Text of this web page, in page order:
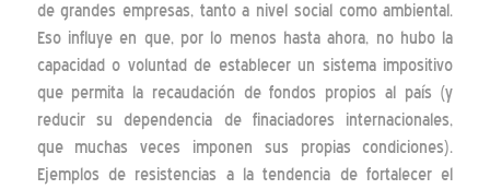
de grandes empresas, tanto a nivel social como ambiental.
Eso influye en que, por lo menos hasta ahora, no hubo la
capacidad o voluntad de establecer un sistema impositivo
que permita la recaudación de fondos propios al país (y
reducir su dependencia de finaciadores internacionales,
que muchas veces imponen sus propias condiciones).
Ejemplos de resistencias a la tendencia de fortalecer el